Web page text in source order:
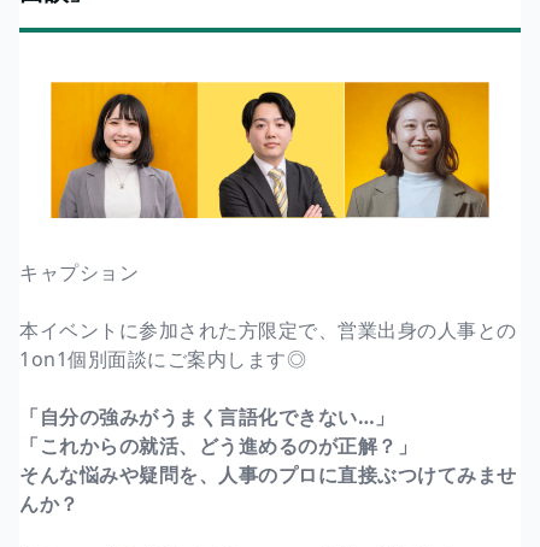
キャプション
本イベントに参加された方限定で、営業出身の人事との
1on1個別面談にご案内します◎
「自分の強みがうまく言語化できない…」
「これからの就活、どう進めるのが正解？」
そんな悩みや疑問を、人事のプロに直接ぶつけてみませ
んか？